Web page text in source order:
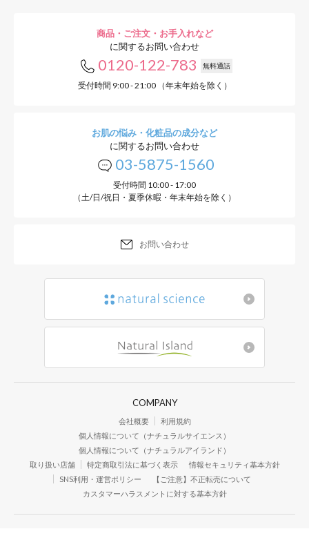
商品・ご注文・お手入れなど
に関するお問い合わせ
0120-122-783 無料通話
受付時間 9:00 - 21:00 （年末年始を除く）
お肌の悩み・化粧品の成分など
に関するお問い合わせ
03-5875-1560
受付時間 10:00 - 17:00
（土/日/祝日・夏季休暇・年末年始を除く）
お問い合わせ
COMPANY
会社概要
利用規約
個人情報について（ナチュラルサイエンス）
個人情報について（ナチュラルアイランド）
取り扱い店舗
特定商取引法に基づく表示
情報セキュリティ基本方針
SNS利用・運営ポリシー
【ご注意】不正転売について
カスタマーハラスメントに対する基本方針